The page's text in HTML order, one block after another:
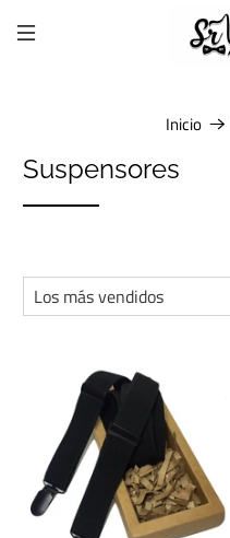
Inicio
Suspensores